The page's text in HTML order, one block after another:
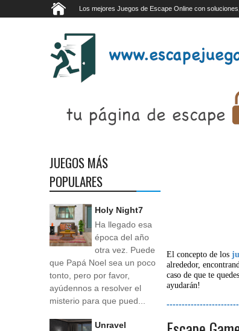
Los mejores Juegos de Escape Online con
El concepto de los
alrededor,
caso de que te
ayudarán!
JUEGOS MÁS
POPULARES
Holy Night7
Ha llegado esa
época del año
otra vez. Puede
que Papá Noel sea un poco
tonto, pero por favor,
ayúdennos a resolver el
misterio para que pued...
Unravel